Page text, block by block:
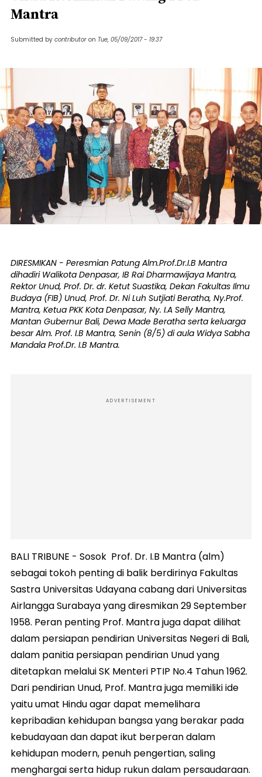
Mantra
Submitted by contributor on Tue, 05/09/2017 - 19:37
DIRESMIKAN - Peresmian Patung Alm.Prof.Dr.I.B Mantra
dihadiri Walikota Denpasar, IB Rai Dharmawijaya Mantra,
Rektor Unud, Prof. Dr. dr. Ketut Suastika, Dekan Fakultas Ilmu
Budaya (FIB) Unud, Prof. Dr. Ni Luh Sutjiati Beratha, Ny.Prof.
Mantra, Ketua PKK Kota Denpasar, Ny. I.A Selly Mantra,
Mantan Gubernur Bali, Dewa Made Beratha serta keluarga
besar Alm. Prof. I.B Mantra, Senin (8/5) di aula Widya Sabha
Mandala Prof.Dr. I.B Mantra.
ADVERTISEMENT
BALI TRIBUNE - Sosok Prof. Dr. I.B Mantra (alm)
sebagai tokoh penting di balik berdirinya Fakultas
Sastra Universitas Udayana cabang dari Universitas
Airlangga Surabaya yang diresmikan 29 September
1958. Peran penting Prof. Mantra juga dapat dilihat
dalam persiapan pendirian Universitas Negeri di Bali,
dalam panitia persiapan pendirian Unud yang
ditetapkan melalui SK Menteri PTIP No.4 Tahun 1962.
Dari pendirian Unud, Prof. Mantra juga memiliki ide
yaitu umat Hindu agar dapat memelihara
kepribadian kehidupan bangsa yang berakar pada
kebudayaan dan dapat ikut berperan dalam
kehidupan modern, penuh pengertian, saling
menghargai serta hidup rukun dalam persaudaraan.